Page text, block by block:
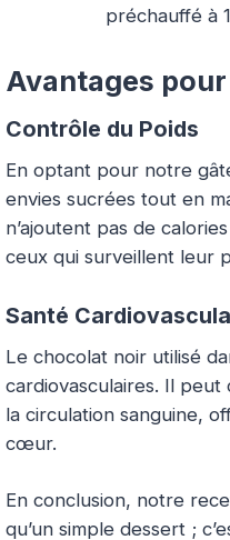
préchauffé à
Avantages
Contrôle du Poids
En optant pour notre
envies sucrées tout en
n’ajoutent pas de
ceux qui surveillent leur
Santé
Le chocolat noir utilisé
cardiovasculaires. Il
la circulation sanguine,
cœur.
En conclusion, notre
qu’un simple dessert ;